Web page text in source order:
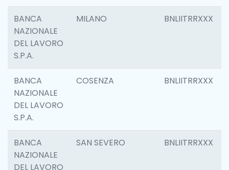
BANCA
NAZIONALE
DEL LAVORO
S.P.A.
MILANO BNLIITRRXXX
BANCA
NAZIONALE
DEL LAVORO
S.P.A.
COSENZA BNLIITRRXXX
BANCA
NAZIONALE
DEL LAVORO
SAN SEVERO BNLIITRRXXX